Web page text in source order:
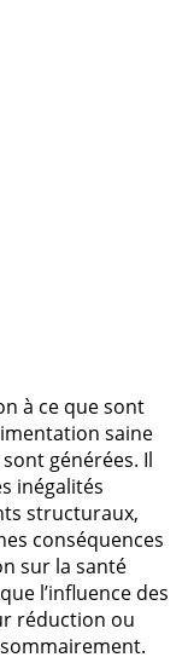
à ce que sont
saine
générées. Il
inégalités
structuraux,
conséquences
sur la santé
l’influence des
réduction ou